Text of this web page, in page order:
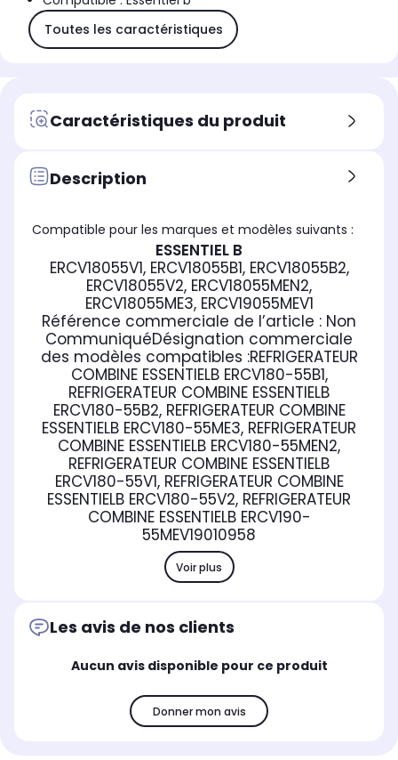
Toutes les caractéristiques
Caractéristiques du produit
Description
Compatible pour les marques et modèles suivants :
ESSENTIEL B
ERCV18055V1, ERCV18055B1, ERCV18055B2,
ERCV18055V2, ERCV18055MEN2,
ERCV18055ME3, ERCV19055MEV1
Référence commerciale de l’article : Non
CommuniquéDésignation commerciale
des modèles compatibles :REFRIGERATEUR
COMBINE ESSENTIELB ERCV180-55B1,
REFRIGERATEUR COMBINE ESSENTIELB
ERCV180-55B2, REFRIGERATEUR COMBINE
ESSENTIELB ERCV180-55ME3, REFRIGERATEUR
COMBINE ESSENTIELB ERCV180-55MEN2,
REFRIGERATEUR COMBINE ESSENTIELB
ERCV180-55V1, REFRIGERATEUR COMBINE
ESSENTIELB ERCV180-55V2, REFRIGERATEUR
COMBINE ESSENTIELB ERCV190-
55MEV19010958
Voir plus
Les avis de nos clients
Aucun avis disponible pour ce produit
Donner mon avis